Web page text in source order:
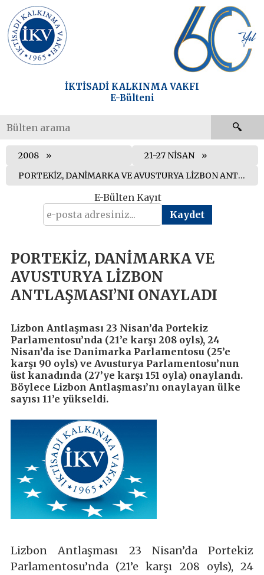
İKTİSADİ KALKINMA VAKFI
E-Bülteni
2008
21-27 NİSAN
PORTEKİZ, DANİMARKA VE AVUSTURYA LİZBON ANTLAŞMASI’NI ONAYLADI
E-Bülten Kayıt
PORTEKİZ, DANİMARKA VE
AVUSTURYA LİZBON
ANTLAŞMASI’NI ONAYLADI
Lizbon Antlaşması 23 Nisan’da Portekiz
Parlamentosu’nda (21’e karşı 208 oyls), 24
Nisan’da ise Danimarka Parlamentosu (25’e
karşı 90 oyls) ve Avusturya Parlamentosu’nun
üst kanadında (27’ye karşı 151 oyla) onaylandı.
Böylece Lizbon Antlaşması’nı onaylayan ülke
sayısı 11’e yükseldi.
Lizbon Antlaşması 23 Nisan’da Portekiz
Parlamentosu’nda (21’e karşı 208 oyls), 24